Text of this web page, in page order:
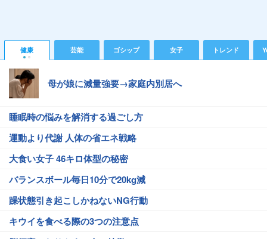
健康 芸能 ゴシップ 女子 トレンド
母が娘に減量強要→家庭内別居へ
睡眠時の悩みを解消する過ごし方
運動より代謝 人体の省エネ戦略
大食い女子 46キロ体型の秘密
バランスボール毎日10分で20kg減
躁状態引き起こしかねないNG行動
キウイを食べる際の3つの注意点